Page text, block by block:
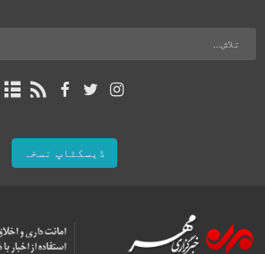
ڈیسکٹاپ نسخہ